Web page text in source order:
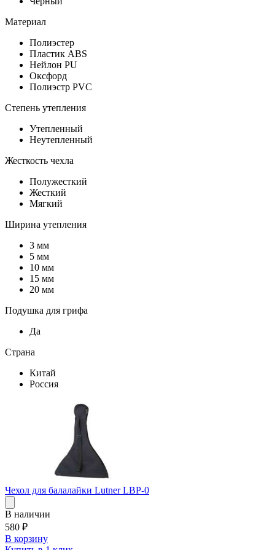
Материал
Полиэстер
Пластик ABS
Нейлон PU
Оксфорд
Полиэстр PVC
Степень утепления
Утепленный
Неутепленный
Жесткость чехла
Полужесткий
Жесткий
Мягкий
Ширина утепления
3 мм
5 мм
10 мм
15 мм
20 мм
Подушка для грифа
Да
Страна
Китай
Россия
Чехол для балалайки Lutner LBP-0
В наличии
580 ₽
В корзину